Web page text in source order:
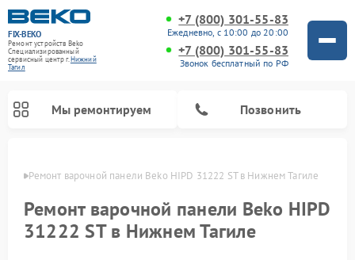
FIX-BEKO
Ремонт устройств Beko
Специализированный
cервисный центр г.Нижний
Тагил
+7 (800) 301-55-83
Ежедневно, с 10:00 до 20:00
+7 (800) 301-55-83
Звонок бесплатный по РФ
Мы ремонтируем Позвонить
Ремонт варочной панели Beko HIPD 31222 ST в Нижнем Тагиле
Ремонт варочной панели Beko HIPD
31222 ST в Нижнем Тагиле